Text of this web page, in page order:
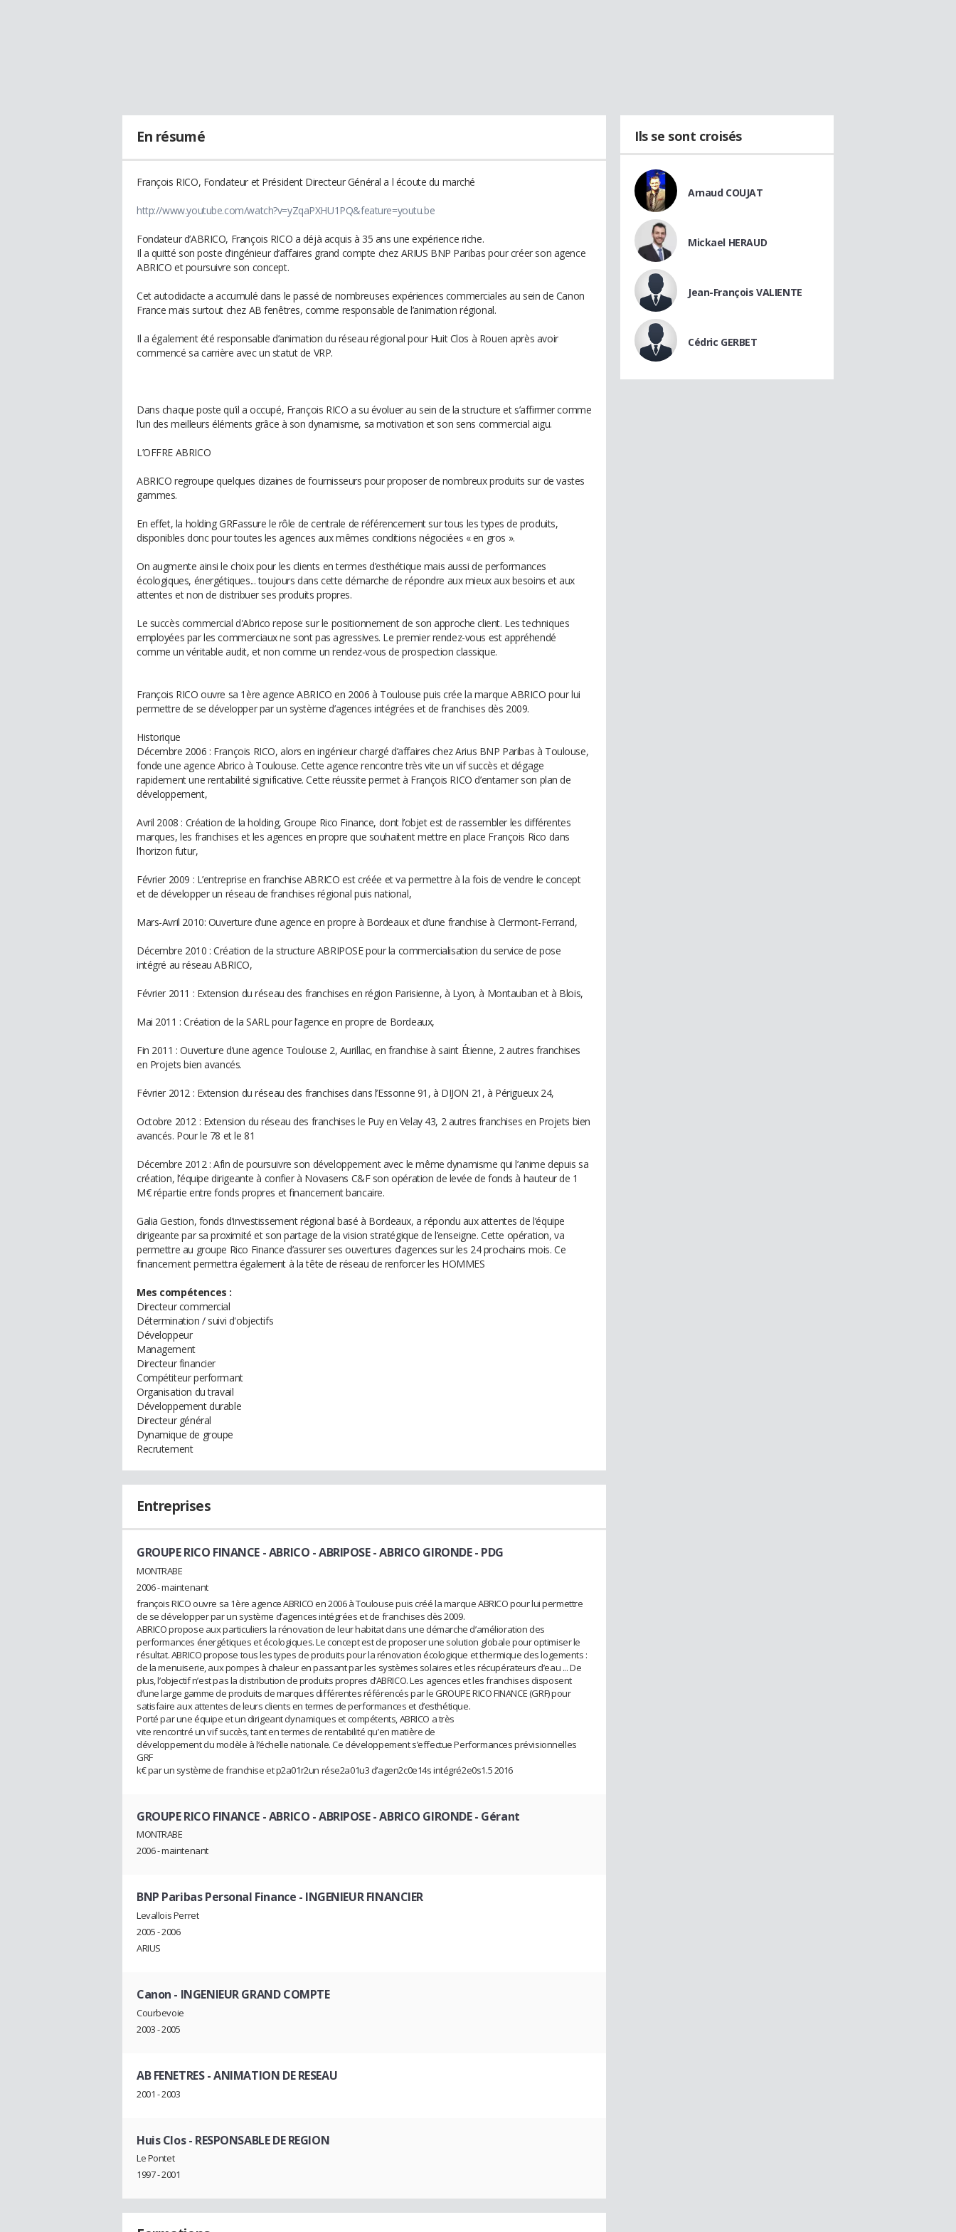
En résumé
François RICO, Fondateur et Président Directeur Général a l écoute du marché
http://www.youtube.com/watch?v=yZqaPXHU1PQ&feature=youtu.be
Fondateur d’ABRICO, François RICO a déjà acquis à 35 ans une expérience riche.
Il a quitté son poste d’ingénieur d’affaires grand compte chez ARIUS BNP Paribas pour créer son agence
ABRICO et poursuivre son concept.
Cet autodidacte a accumulé dans le passé de nombreuses expériences commerciales au sein de Canon
France mais surtout chez AB fenêtres, comme responsable de l’animation régional.
Il a également été responsable d’animation du réseau régional pour Huit Clos à Rouen après avoir
commencé sa carrière avec un statut de VRP.
Dans chaque poste qu’il a occupé, François RICO a su évoluer au sein de la structure et s’affirmer comme
l’un des meilleurs éléments grâce à son dynamisme, sa motivation et son sens commercial aigu.
L’OFFRE ABRICO
ABRICO regroupe quelques dizaines de fournisseurs pour proposer de nombreux produits sur de vastes
gammes.
En effet, la holding GRFassure le rôle de centrale de référencement sur tous les types de produits,
disponibles donc pour toutes les agences aux mêmes conditions négociées « en gros ».
On augmente ainsi le choix pour les clients en termes d’esthétique mais aussi de performances
écologiques, énergétiques... toujours dans cette démarche de répondre aux mieux aux besoins et aux
attentes et non de distribuer ses produits propres.
Le succès commercial d'Abrico repose sur le positionnement de son approche client. Les techniques
employées par les commerciaux ne sont pas agressives. Le premier rendez-vous est appréhendé
comme un véritable audit, et non comme un rendez-vous de prospection classique.
François RICO ouvre sa 1ère agence ABRICO en 2006 à Toulouse puis crée la marque ABRICO pour lui
permettre de se développer par un système d’agences intégrées et de franchises dès 2009.
Historique
Décembre 2006 : François RICO, alors en ingénieur chargé d’affaires chez Arius BNP Paribas à Toulouse,
fonde une agence Abrico à Toulouse. Cette agence rencontre très vite un vif succès et dégage
rapidement une rentabilité significative. Cette réussite permet à François RICO d’entamer son plan de
développement,
Avril 2008 : Création de la holding, Groupe Rico Finance, dont l’objet est de rassembler les différentes
marques, les franchises et les agences en propre que souhaitent mettre en place François Rico dans
l’horizon futur,
Février 2009 : L’entreprise en franchise ABRICO est créée et va permettre à la fois de vendre le concept
et de développer un réseau de franchises régional puis national,
Mars-Avril 2010: Ouverture d’une agence en propre à Bordeaux et d’une franchise à Clermont-Ferrand,
Décembre 2010 : Création de la structure ABRIPOSE pour la commercialisation du service de pose
intégré au réseau ABRICO,
Février 2011 : Extension du réseau des franchises en région Parisienne, à Lyon, à Montauban et à Blois,
Mai 2011 : Création de la SARL pour l’agence en propre de Bordeaux,
Fin 2011 : Ouverture d’une agence Toulouse 2, Aurillac, en franchise à saint Étienne, 2 autres franchises
en Projets bien avancés.
Février 2012 : Extension du réseau des franchises dans l’Essonne 91, à DIJON 21, à Périgueux 24,
Octobre 2012 : Extension du réseau des franchises le Puy en Velay 43, 2 autres franchises en Projets bien
avancés. Pour le 78 et le 81
Décembre 2012 : Afin de poursuivre son développement avec le même dynamisme qui l’anime depuis sa
création, l’équipe dirigeante à confier à Novasens C&F son opération de levée de fonds à hauteur de 1
M€ répartie entre fonds propres et financement bancaire.
Galia Gestion, fonds d’investissement régional basé à Bordeaux, a répondu aux attentes de l’équipe
dirigeante par sa proximité et son partage de la vision stratégique de l’enseigne. Cette opération, va
permettre au groupe Rico Finance d’assurer ses ouvertures d’agences sur les 24 prochains mois. Ce
financement permettra également à la tête de réseau de renforcer les HOMMES
Mes compétences :
Directeur commercial
Détermination / suivi d'objectifs
Développeur
Management
Directeur financier
Compétiteur performant
Organisation du travail
Développement durable
Directeur général
Dynamique de groupe
Recrutement
Entreprises
GROUPE RICO FINANCE - ABRICO - ABRIPOSE - ABRICO GIRONDE- PDG
MONTRABE
2006 - maintenant
françois RICO ouvre sa 1ère agence ABRICO en 2006 à Toulouse puis créé la marque ABRICO pour lui permettre
de se développer par un système d’agences intégrées et de franchises dès 2009.
ABRICO propose aux particuliers la rénovation de leur habitat dans une démarche d’amélioration des
performances énergétiques et écologiques. Le concept est de proposer une solution globale pour optimiser le
résultat. ABRICO propose tous les types de produits pour la rénovation écologique et thermique des logements :
de la menuiserie, aux pompes à chaleur en passant par les systèmes solaires et les récupérateurs d’eau ... De
plus, l’objectif n’est pas la distribution de produits propres d’ABRICO. Les agences et les franchises disposent
d’une large gamme de produits de marques différentes référencés par le GROUPE RICO FINANCE (GRF) pour
satisfaire aux attentes de leurs clients en termes de performances et d’esthétique.
Porté par une équipe et un dirigeant dynamiques et compétents, ABRICO a très
vite rencontré un vif succès, tant en termes de rentabilité qu’en matière de
développement du modèle à l’échelle nationale. Ce développement s’effectue Performances prévisionnelles
GRF
k€ par un système de franchise et p2a01r2un rése2a01u3 d’agen2c0e14s intégré2e0s1.5 2016
GROUPE RICO FINANCE - ABRICO - ABRIPOSE - ABRICO GIRONDE- Gérant
MONTRABE
2006 - maintenant
BNP Paribas Personal Finance - INGENIEUR FINANCIER
Levallois Perret
2005 - 2006
ARIUS
Canon - INGENIEUR GRAND COMPTE
Courbevoie
2003 - 2005
AB FENETRES- ANIMATION DE RESEAU
2001 - 2003
Huis Clos- RESPONSABLE DE REGION
Le Pontet
1997 - 2001
Ils se sont croisés
Arnaud COUJAT
Mickael HERAUD
Jean-François VALIENTE
Cédric GERBET